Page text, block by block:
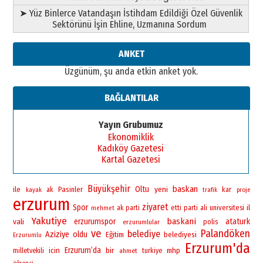
➤ Yüz Binlerce Vatandaşın İstihdam Edildiği Özel Güvenlik
Sektörünü İşin Ehline, Uzmanına Sordum
ANKET
Üzgünüm, şu anda etkin anket yok.
BAĞLANTILAR
Yayın Grubumuz
Ekonomiklik
Kadıköy Gazetesi
Kartal Gazetesi
ile kayak ak Pasinler Büyükşehir Oltu yeni baskan trafik kar proje
erzurum Spor mehmet ak parti ziyaret etti parti ali universitesi il
vali Yakutiye erzurumspor erzurumlular baskani polis ataturk
Erzurumlu Aziziye oldu ve Eğitim belediye belediyesi Palandöken
milletvekili icin Erzurum’da bir ahmet turkiye mhp Erzurum'da